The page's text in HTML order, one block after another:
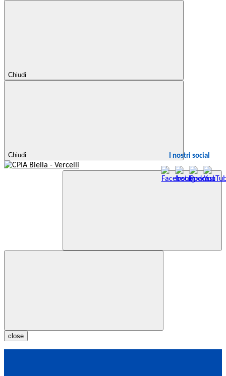
Chiudi
Chiudi I nostri social
close